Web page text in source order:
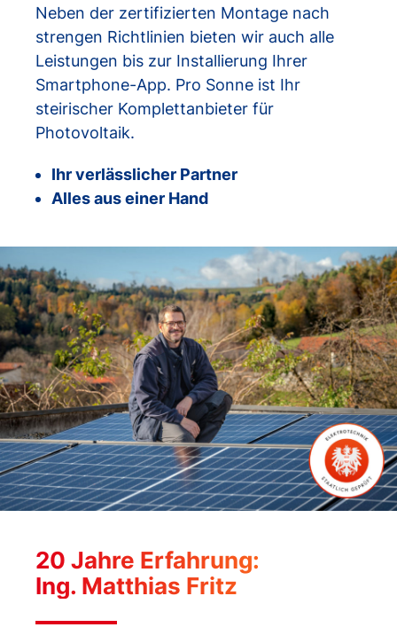
Neben der zertifizierten Montage nach
strengen Richtlinien bieten wir auch alle
Leistungen bis zur Installierung Ihrer
Smartphone-App. Pro Sonne ist Ihr
steirischer Komplettanbieter für
Photovoltaik.
Ihr verlässlicher Partner
Alles aus einer Hand
20 Jahre Erfahrung:
Ing. Matthias Fritz